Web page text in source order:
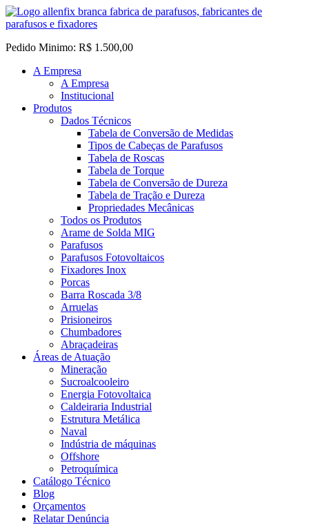
Pedido Minimo: R$ 1.500,00
A Empresa
A Empresa
Institucional
Produtos
Dados Técnicos
Tabela de Conversão de Medidas
Tipos de Cabeças de Parafusos
Tabela de Roscas
Tabela de Torque
Tabela de Conversão de Dureza
Tabela de Tração e Dureza
Propriedades Mecânicas
Todos os Produtos
Arame de Solda MIG
Parafusos
Parafusos Fotovoltaicos
Fixadores Inox
Porcas
Barra Roscada 3/8
Arruelas
Prisioneiros
Chumbadores
Abraçadeiras
Áreas de Atuação
Mineração
Sucroalcooleiro
Energia Fotovoltaica
Caldeiraria Industrial
Estrutura Metálica
Naval
Indústria de máquinas
Offshore
Petroquímica
Catálogo Técnico
Blog
Orçamentos
Relatar Denúncia